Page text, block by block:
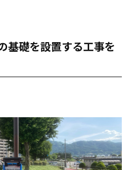
基礎を設置する工事を